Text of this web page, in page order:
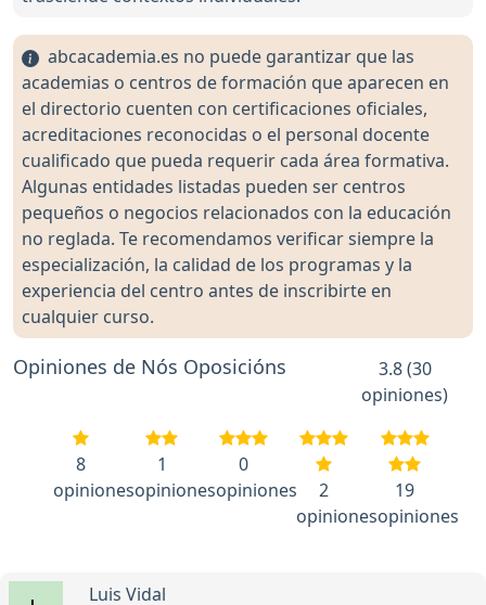
abcacademia.es no puede garantizar que las
academias o centros de formación que aparecen en
el directorio cuenten con certificaciones oficiales,
acreditaciones reconocidas o el personal docente
cualificado que pueda requerir cada área formativa.
Algunas entidades listadas pueden ser centros
pequeños o negocios relacionados con la educación
no reglada. Te recomendamos verificar siempre la
especialización, la calidad de los programas y la
experiencia del centro antes de inscribirte en
cualquier curso.
Opiniones de Nós Oposicións
3.8 (30
opiniones)
8
opiniones
1
opiniones
0
opiniones
2
opiniones
19
opiniones
Luis Vidal